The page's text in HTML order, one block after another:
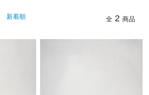
新着順 全 2 商品